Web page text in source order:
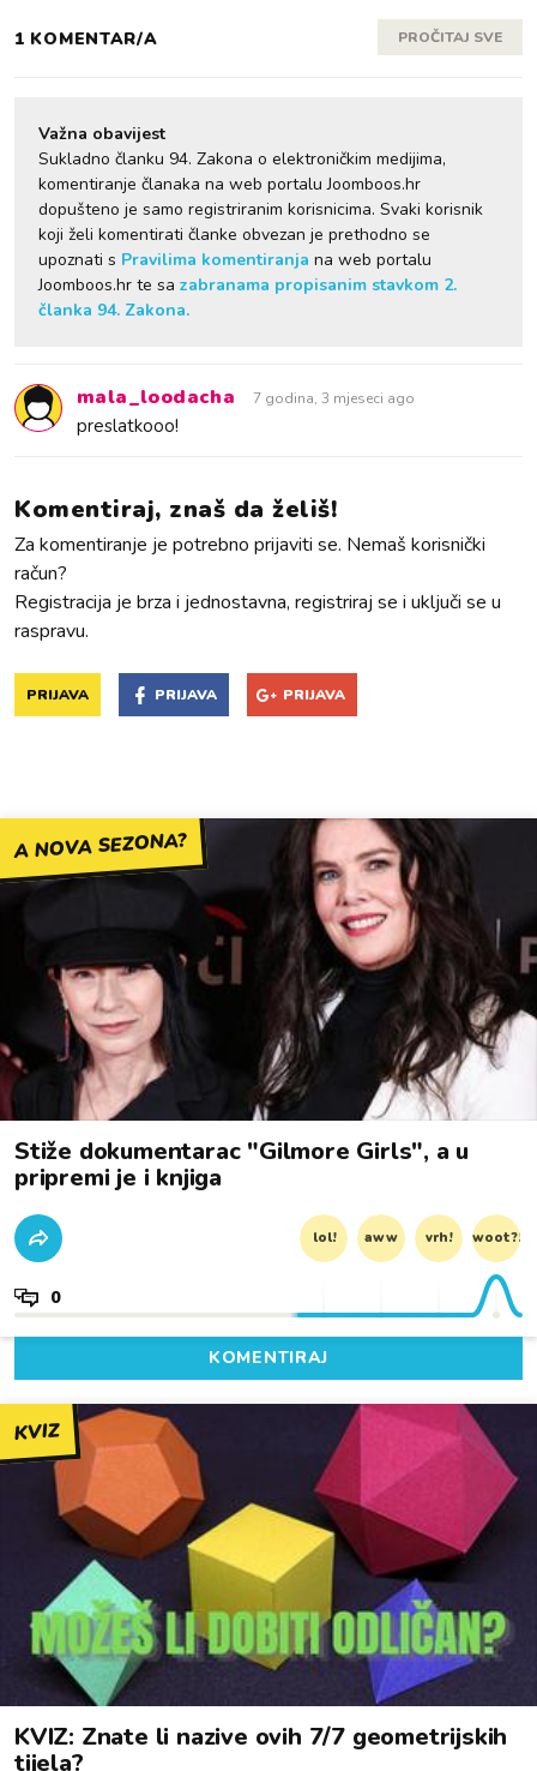
1 KOMENTAR/A PROČITAJ SVE
Važna obavijest
Sukladno članku 94. Zakona o elektroničkim medijima,
komentiranje članaka na web portalu Joomboos.hr
dopušteno je samo registriranim korisnicima. Svaki korisnik
koji želi komentirati članke obvezan je prethodno se
upoznati s Pravilima komentiranja na web portalu
Joomboos.hr te sa zabranama propisanim stavkom 2.
članka 94. Zakona.
mala_loodacha 7 godina, 3 mjeseci ago
preslatkooo!
Komentiraj, znaš da želiš!
Za komentiranje je potrebno prijaviti se. Nemaš korisnički
račun?
Registracija je brza i jednostavna, registriraj se i uključi se u
raspravu.
PRIJAVA PRIJAVA PRIJAVA
A NOVA SEZONA?
Stiže dokumentarac "Gilmore Girls", a u
pripremi je i knjiga
lol! aww vrh! woot?!
0
KOMENTIRAJ
KVIZ
KVIZ: Znate li nazive ovih 7/7 geometrijskih
tijela?